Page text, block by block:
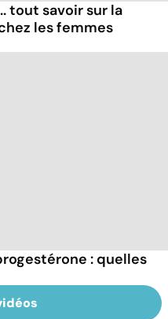
tout savoir sur la
les femmes
: quelles